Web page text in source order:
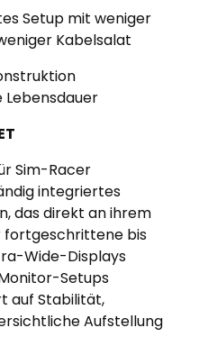
Setup mit weniger
Kabelsalat
Sim-Racer
integriertes
das direkt an ihrem
fortgeschrittene bis
Wide-Displays
Setups
auf Stabilität,
Aufstellung